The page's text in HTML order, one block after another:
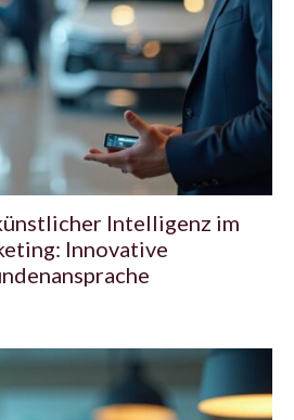
Intelligenz im
Innovative